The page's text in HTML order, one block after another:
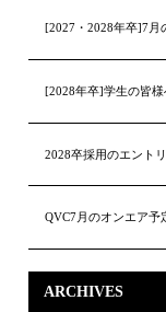
[2027・2028年卒]7月
[2028年卒]学生の皆様
2028卒採用のエント
QVC7月のオンエア予
ARCHIVES